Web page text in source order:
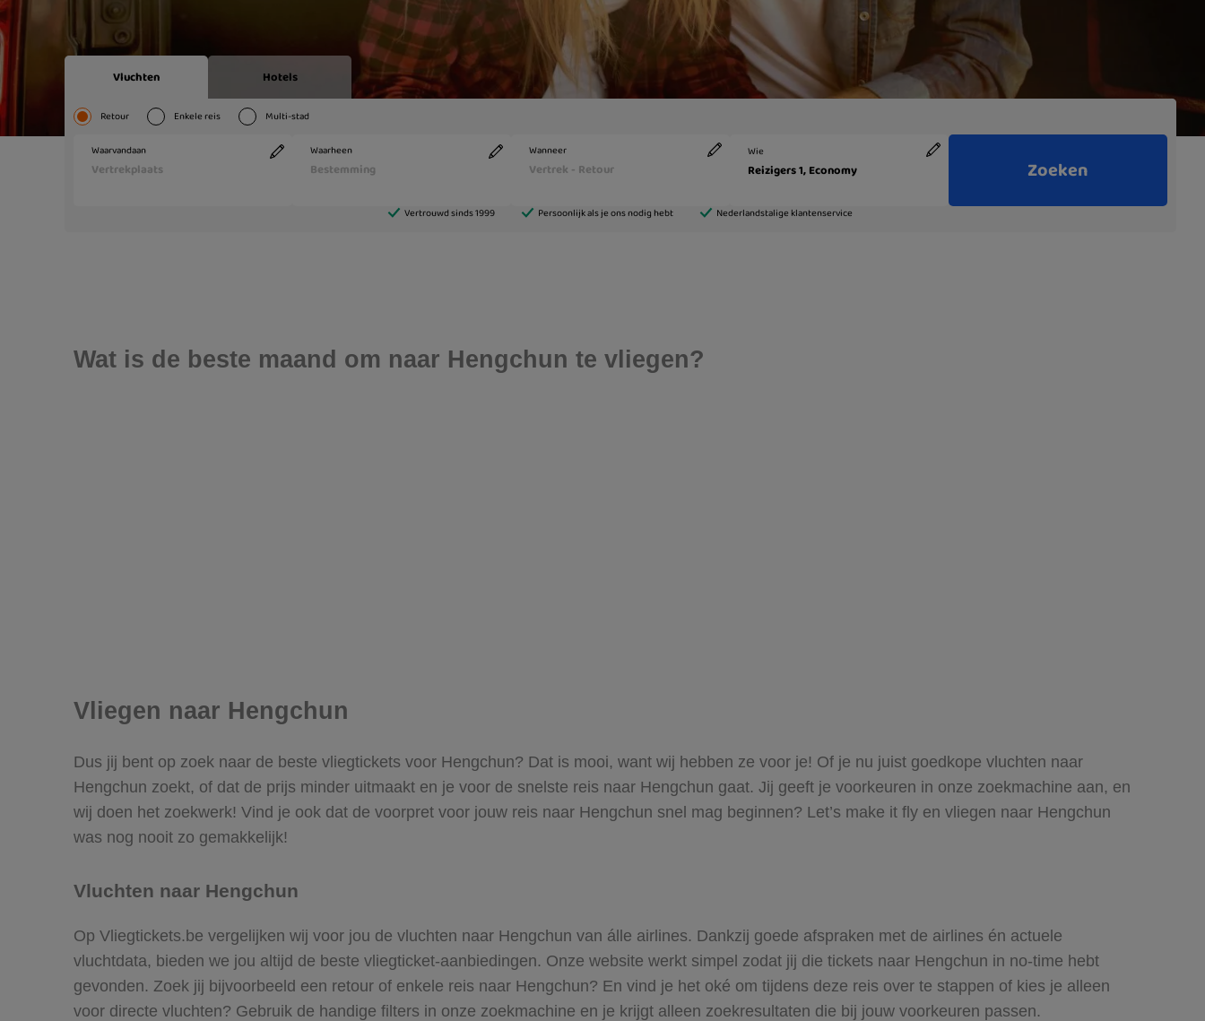
Wat is de beste maand om naar Hengchun te vliegen?
Vliegen naar Hengchun
Dus jij bent op zoek naar de beste vliegtickets voor Hengchun? Dat is mooi, want wij hebben ze voor je! Of je nu juist goedkope vluchten naar
Hengchun zoekt, of dat de prijs minder uitmaakt en je voor de snelste reis naar Hengchun gaat. Jij geeft je voorkeuren in onze zoekmachine aan, en
wij doen het zoekwerk! Vind je ook dat de voorpret voor jouw reis naar Hengchun snel mag beginnen? Let’s make it fly en vliegen naar Hengchun
was nog nooit zo gemakkelijk!
Vluchten naar Hengchun
Op Vliegtickets.be vergelijken wij voor jou de vluchten naar Hengchun van álle airlines. Dankzij goede afspraken met de airlines én actuele
vluchtdata, bieden we jou altijd de beste vliegticket-aanbiedingen. Onze website werkt simpel zodat jij die tickets naar Hengchun in no-time hebt
gevonden. Zoek jij bijvoorbeeld een retour of enkele reis naar Hengchun? En vind je het oké om tijdens deze reis over te stappen of kies je alleen
voor directe vluchten? Gebruik de handige filters in onze zoekmachine en je krijgt alleen zoekresultaten die bij jouw voorkeuren passen.